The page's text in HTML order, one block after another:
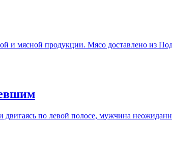
и мясной продукции. Мясо доставлено из
по левой полосе, мужчина